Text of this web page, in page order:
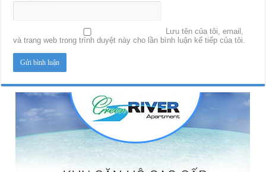
Lưu tên của tôi, email,
và trang web trong trình duyệt này cho lần bình luận kế tiếp của tôi.